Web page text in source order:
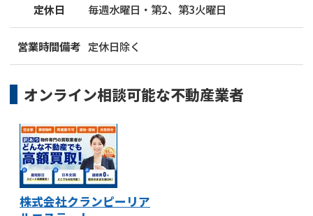
定休日 毎週水曜日・第2、第3火曜日
営業時間備考 定休日除く
オンライン相談可能な不動産業者
株式会社クランピーリア